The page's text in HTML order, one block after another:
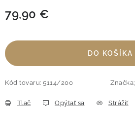
79,90 €
DO KOŠÍKA
Kód tovaru: 5114/200 Značka:
Tlač Opýtať sa Strážiť